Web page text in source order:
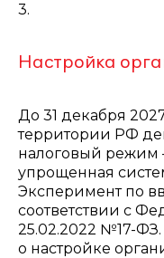
3.
Настройка
До 31 декабря
территории РФ
налоговый режим
упрощенная
Эксперимент по
соответствии с
25.02.2022 №17-ФЗ.
о настройке